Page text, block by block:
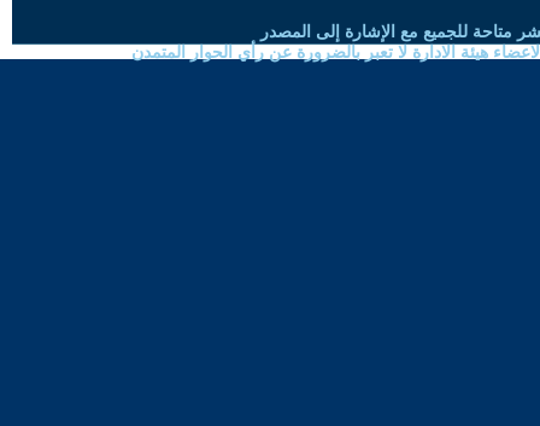
متاحة للجميع مع الإشارة إلى المصدر
هيئة الادارة لا تعبر بالضرورة عن رأي الحوار المتمدن